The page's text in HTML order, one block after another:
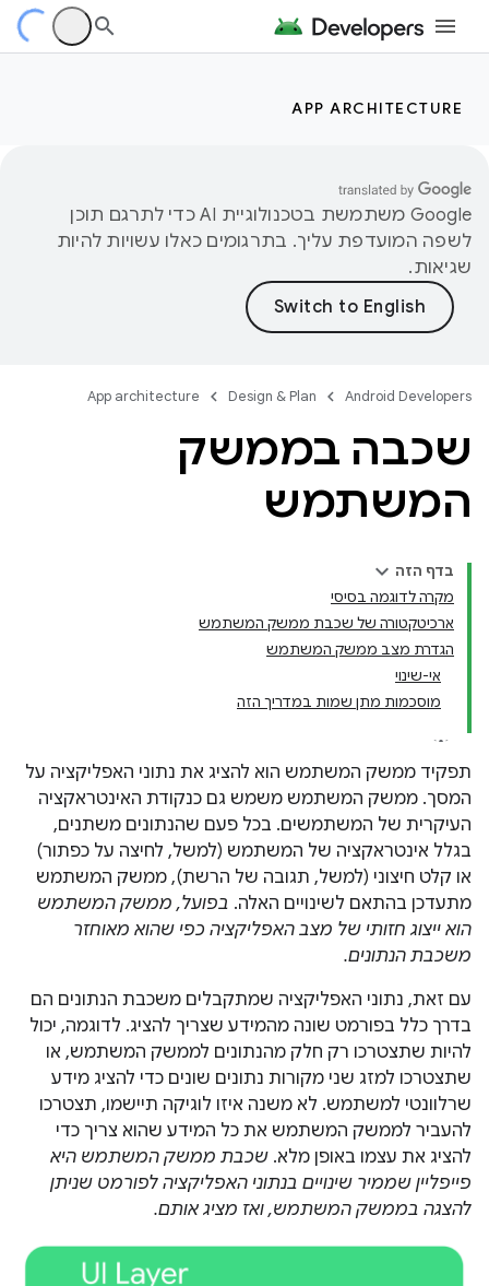
APP ARCHITECTURE
‫Google משתמשת בטכנולוגיית AI כדי לתרגם תוכן
לשפה המועדפת עליך. בתרגומים כאלו עשויות להיות
שגיאות.
Android Developers
Design & Plan
App architecture
שכבה בממשק
המשתמש
בדף הזה
מקרה לדוגמה בסיסי
ארכיטקטורה של שכבת ממשק המשתמש
הגדרת מצב ממשק המשתמש
אי-שינוי
מוסכמות מתן שמות במדריך הזה
תפקיד ממשק המשתמש הוא להציג את נתוני האפליקציה על
המסך. ממשק המשתמש משמש גם כנקודת האינטראקציה
העיקרית של המשתמשים. בכל פעם שהנתונים משתנים,
בגלל אינטראקציה של המשתמש (למשל, לחיצה על כפתור)
או קלט חיצוני (למשל, תגובה של הרשת), ממשק המשתמש
מתעדכן בהתאם לשינויים האלה. בפועל, ממשק המשתמש
הוא ייצוג חזותי של מצב האפליקציה כפי שהוא מאוחזר
משכבת הנתונים.
עם זאת, נתוני האפליקציה שמתקבלים משכבת הנתונים הם
בדרך כלל בפורמט שונה מהמידע שצריך להציג. לדוגמה, יכול
להיות שתצטרכו רק חלק מהנתונים לממשק המשתמש, או
שתצטרכו למזג שני מקורות נתונים שונים כדי להציג מידע
שרלוונטי למשתמש. לא משנה איזו לוגיקה תיישמו, תצטרכו
להעביר לממשק המשתמש את כל המידע שהוא צריך כדי
להציג את עצמו באופן מלא. שכבת ממשק המשתמש היא
פייפליין שממיר שינויים בנתוני האפליקציה לפורמט שניתן
להצגה בממשק המשתמש, ואז מציג אותם.